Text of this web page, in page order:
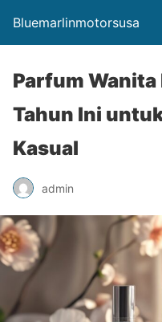
Bluemarlinmotorsusa
Parfum Wanita
Tahun Ini
Kasual
admin